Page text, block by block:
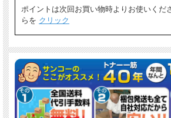
ポイントは次回お買い物時よりお使いくだ
らを クリック